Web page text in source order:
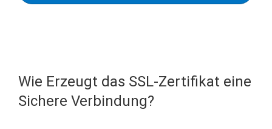
Wie Erzeugt das SSL-Zertifikat eine
Sichere Verbindung?